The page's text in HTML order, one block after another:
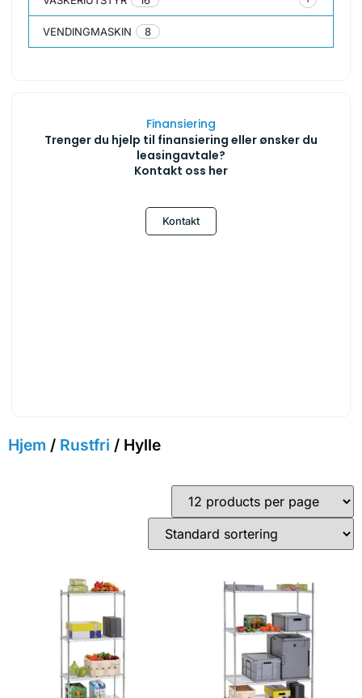
VENDINGMASKIN 8
Finansiering
Trenger du hjelp til finansiering eller ønsker du
leasingavtale?
Kontakt oss her
Kontakt
Hjem / Rustfri / Hylle